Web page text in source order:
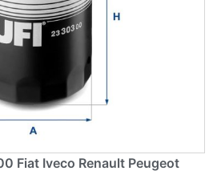
Fiat Iveco Renault Peugeot